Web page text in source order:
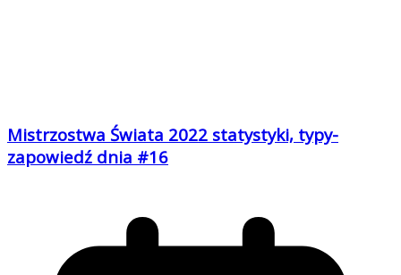
Mistrzostwa Świata 2022 statystyki, typy-
zapowiedź dnia #16